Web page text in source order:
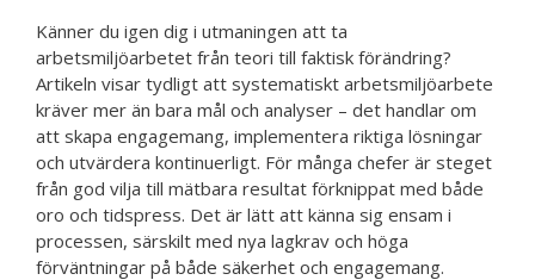
Känner du igen dig i utmaningen att ta
arbetsmiljöarbetet från teori till faktisk förändring?
Artikeln visar tydligt att systematiskt arbetsmiljöarbete
kräver mer än bara mål och analyser – det handlar om
att skapa engagemang, implementera riktiga lösningar
och utvärdera kontinuerligt. För många chefer är steget
från god vilja till mätbara resultat förknippat med både
oro och tidspress. Det är lätt att känna sig ensam i
processen, särskilt med nya lagkrav och höga
förväntningar på både säkerhet och engagemang.